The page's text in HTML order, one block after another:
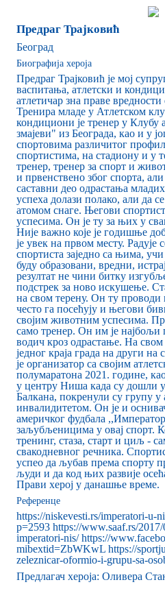
Предраг Трајковић
Београд
Биографија хероја
Предраг Трајковић је мој
васпитања, атлетски и
атлетичар зна праве
Тренира младе у Атлетском
кондициони је тренер у Клубу
змајеви" из Београда, као и у
спортовима различитог
спортистима, на стадиону и у
тренер, тренер за спорт и
и првенствено због спорта,
саставни део одрастања
успеха долази полако, али да
атомом снаге. Његови
успесима. Он је ту за њих у
Није важно које је годишње
је увек на првом месту. Радује
спортиста заједно са њима,
буду образовани, вредни,
резултат не чини битку
подстрек за ново искушење.
на свом терену. Он ту проводи
често га посећују и његови
својим животним успесима.
само тренер. Он им је најбољи
водич кроз одрастање. На
једног краја града на други на
је организатор са својим
полумаратона 2021. године,
у центру Ниша када су дошли
Балкана, покренули су групу у
инвалидитетом. Он је и
америчког фудбала
заљубљеницима у овај спорт.
тренинг, стаза, старт и циљ -
свакодневног речника.
успео да љубав према спорту
људи и да код њих развије
Прави херој у данашње време.
Референце
https://niskevesti.rs/imperatori-u-
p=2593 https://www.saaf.rs/
imperatori-nis/ https://
mibextid=ZbWKwL https://
zeleznicar-oformio-i-grupu-sa-
Предлагач хероја: Оливера